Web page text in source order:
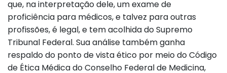
que, na interpretação dele, um exame de
proficiência para médicos, e talvez para outras
profissões, é legal, e tem acolhida do Supremo
Tribunal Federal. Sua análise também ganha
respaldo do ponto de vista ético por meio do Código
de Ética Médica do Conselho Federal de Medicina,